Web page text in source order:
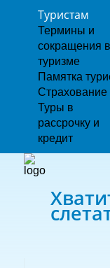
Туристам
Термины и
сокращения в
туризме
Памятка
Страхование
Туры в
рассрочку и
кредит